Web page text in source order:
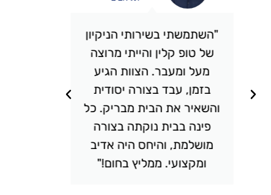
"השתמשתי בשירותי הניקיון
של טופ קלין והייתי מרוצה
מעל ומעבר. הצוות הגיע
בזמן, עבד בצורה יסודית
והשאיר את הבית מבריק. כל
פינה בבית נוקתה בצורה
מושלמת, והיחס היה אדיב
ומקצועי. ממליץ בחום!"